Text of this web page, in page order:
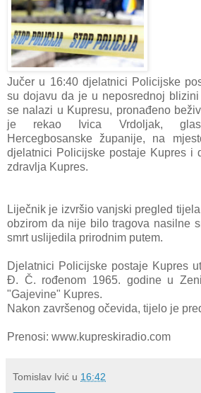
Jučer u 16:40 djelatnici Policijske
su dojavu da je u neposrednoj
se nalazi u Kupresu, pronađeno
je rekao Ivica Vrdoljak,
Hercegbosanske županije, na
djelatnici Policijske postaje Kupres i
zdravlja Kupres.
Liječnik je izvršio vanjski pregled
obzirom da nije bilo tragova nasilne
smrt uslijedila prirodnim putem.
Djelatnici Policijske postaje Kupres
Đ. Č. rođenom 1965. godine u
"Gajevine" Kupres.
Nakon završenog očevida, tijelo je
Prenosi: www.kupreskiradio.com
Tomislav Ivić u 16:42